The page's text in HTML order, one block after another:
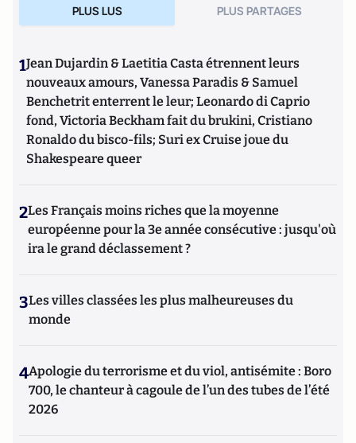
PLUS LUS PLUS PARTAGES
1Jean Dujardin & Laetitia Casta étrennent leurs
nouveaux amours, Vanessa Paradis & Samuel
Benchetrit enterrent le leur; Leonardo di Caprio
fond, Victoria Beckham fait du brukini, Cristiano
Ronaldo du bisco-fils; Suri ex Cruise joue du
Shakespeare queer
2Les Français moins riches que la moyenne
européenne pour la 3e année consécutive : jusqu'où
ira le grand déclassement ?
3Les villes classées les plus malheureuses du
monde
4Apologie du terrorisme et du viol, antisémite : Boro
700, le chanteur à cagoule de l’un des tubes de l’été
2026